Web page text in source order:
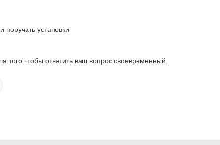
установки
чтобы ответить ваш вопрос своевременный.